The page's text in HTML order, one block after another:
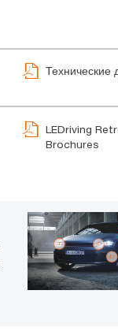
Технические
LEDriving
Brochures